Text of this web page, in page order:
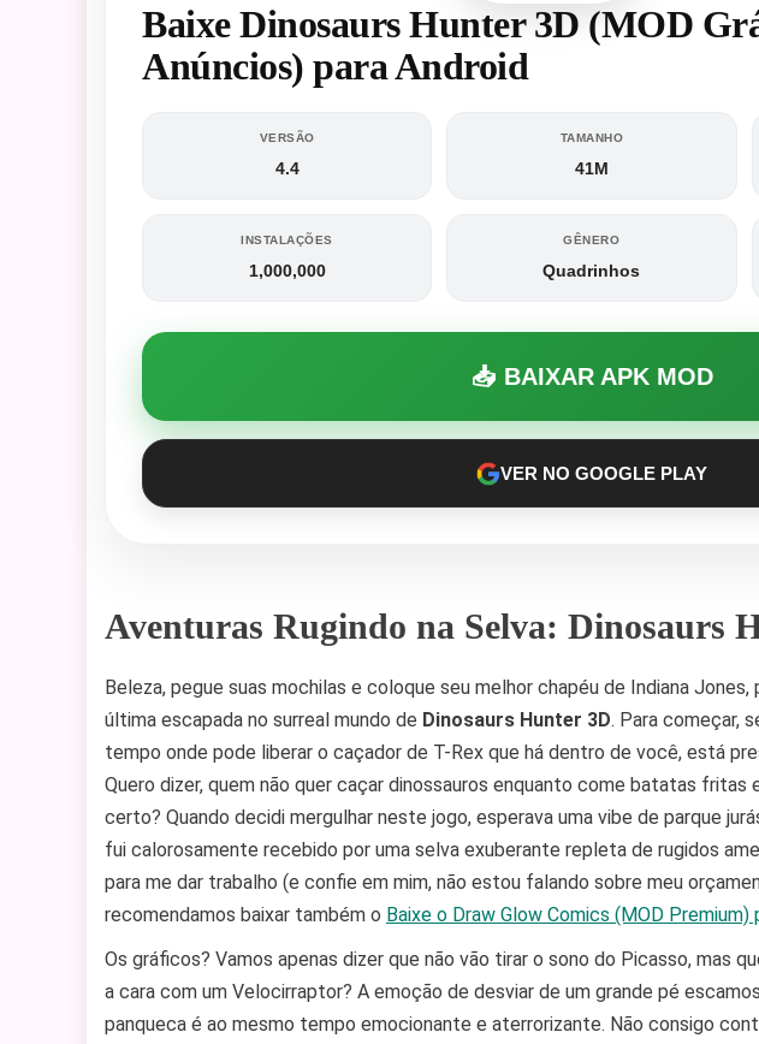
Baixe Dinosaurs Hunter 3D (MOD
Anúncios) para Android
VERSÃO
4.4
TAMANHO
41M
INSTALAÇÕES
1,000,000
GÊNERO
Quadrinhos
📥 BAIXAR APK MOD
VER NO GOOGLE PLAY
Aventuras Rugindo na Selva: Dinosaurs
Beleza, pegue suas mochilas e coloque seu melhor chapéu de Indiana
última escapada no surreal mundo de Dinosaurs Hunter 3D. Para começar,
tempo onde pode liberar o caçador de T-Rex que há dentro de você, está
Quero dizer, quem não quer caçar dinossauros enquanto come batatas fritas
certo? Quando decidi mergulhar neste jogo, esperava uma vibe de parque
fui calorosamente recebido por uma selva exuberante repleta de rugidos
para me dar trabalho (e confie em mim, não estou falando sobre meu
recomendamos baixar também o Baixe o Draw Glow Comics (MOD Premium)
Os gráficos? Vamos apenas dizer que não vão tirar o sono do Picasso, mas
a cara com um Velocirraptor? A emoção de desviar de um grande pé
panqueca é ao mesmo tempo emocionante e aterrorizante. Não consigo